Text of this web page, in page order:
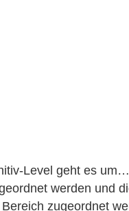
Level geht es
werden und
zugeordnet